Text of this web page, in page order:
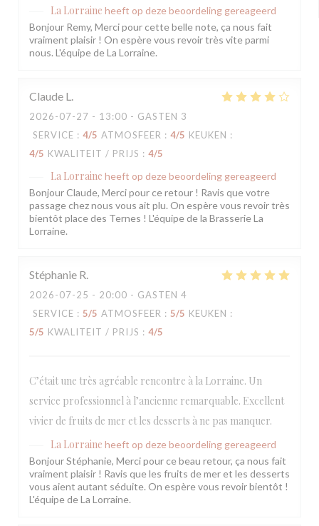
La Lorraine heeft op deze beoordeling gereageerd
Bonjour Remy, Merci pour cette belle note, ça nous fait
vraiment plaisir ! On espère vous revoir très vite parmi
nous. L'équipe de La Lorraine.
Claude L
2026-07-27 - 13:00 - GASTEN 3
SERVICE : 4/5 ATMOSFEER : 4/5 KEUKEN :
4/5 KWALITEIT / PRIJS : 4/5
La Lorraine heeft op deze beoordeling gereageerd
Bonjour Claude, Merci pour ce retour ! Ravis que votre
passage chez nous vous ait plu. On espère vous revoir très
bientôt place des Ternes ! L'équipe de la Brasserie La
Lorraine.
Stéphanie R
2026-07-25 - 20:00 - GASTEN 4
SERVICE : 5/5 ATMOSFEER : 5/5 KEUKEN :
5/5 KWALITEIT / PRIJS : 4/5
C’était une très agréable rencontre à la Lorraine. Un
service professionnel à l’ancienne remarquable. Excellent
vivier de fruits de mer et les desserts à ne pas manquer.
La Lorraine heeft op deze beoordeling gereageerd
Bonjour Stéphanie, Merci pour ce beau retour, ça nous fait
vraiment plaisir ! Ravis que les fruits de mer et les desserts
vous aient autant séduite. On espère vous revoir bientôt !
L'équipe de La Lorraine.